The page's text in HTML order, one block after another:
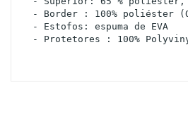
- Border : 100% poliéster
- Estofos: espuma de EVA
- Protetores : 100%